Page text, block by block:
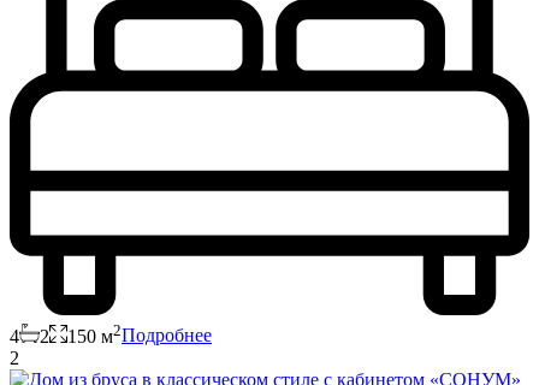
4 2 150 м2Подробнее
2